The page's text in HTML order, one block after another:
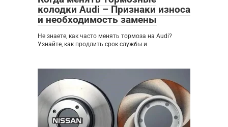
колодки Audi – Признаки износа
и необходимость замены
Не знаете, как часто менять тормоза на Audi?
Узнайте, как продлить срок службы и